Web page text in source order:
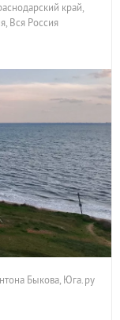
край,
, Вся Россия
Быкова, Юга.ру